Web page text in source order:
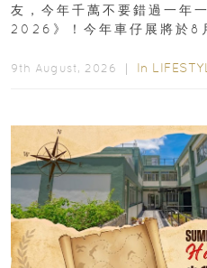
友，今年千萬不要錯過一年
2026》！今年車仔展將於8
9th August, 2026 ｜ In